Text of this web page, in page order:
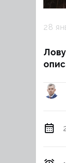
28